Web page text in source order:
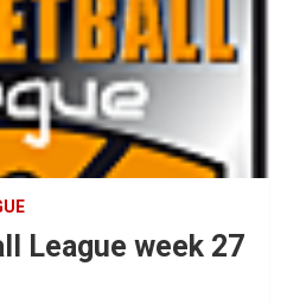
League week 27